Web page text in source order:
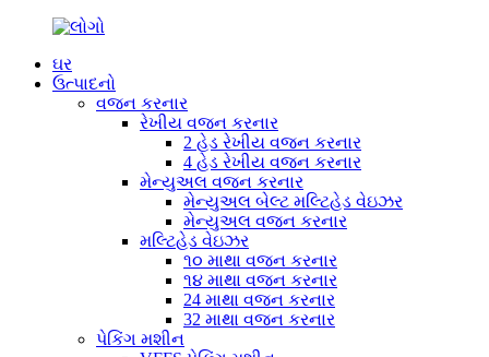
ઘર
ઉત્પાદનો
વજન કરનાર
રેખીય વજન કરનાર
2 હેડ રેખીય વજન કરનાર
4 હેડ રેખીય વજન કરનાર
મેન્યુઅલ વજન કરનાર
મેન્યુઅલ બેલ્ટ મલ્ટિહેડ વેઇઝર
મેન્યુઅલ વજન કરનાર
મલ્ટિહેડ વેઇઝર
૧૦ માથા વજન કરનાર
૧૪ માથા વજન કરનાર
24 માથા વજન કરનાર
32 માથા વજન કરનાર
પેકિંગ મશીન